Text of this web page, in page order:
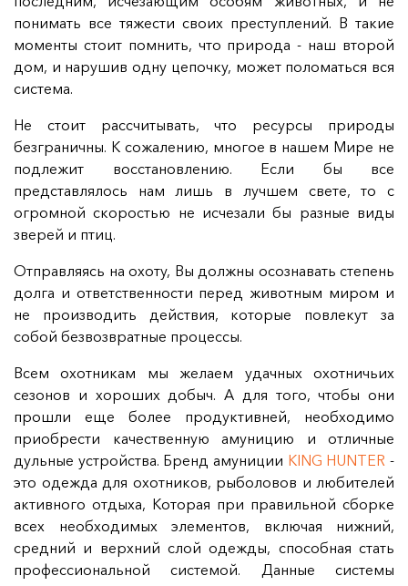
понимать все тяжести своих преступлений. В такие
моменты стоит помнить, что природа - наш второй
дом, и нарушив одну цепочку, может поломаться вся
система.
Не стоит рассчитывать, что ресурсы природы
безграничны. К сожалению, многое в нашем Мире не
подлежит восстановлению. Если бы все
представлялось нам лишь в лучшем свете, то с
огромной скоростью не исчезали бы разные виды
зверей и птиц.
Отправляясь на охоту, Вы должны осознавать степень
долга и ответственности перед животным миром и
не производить действия, которые повлекут за
собой безвозвратные процессы.
Всем охотникам мы желаем удачных охотничьих
сезонов и хороших добыч. А для того, чтобы они
прошли еще более продуктивней, необходимо
приобрести качественную амуницию и отличные
дульные устройства. Бренд амуниции KING HUNTER -
это одежда для охотников, рыболовов и любителей
активного отдыха, Которая при правильной сборке
всех необходимых элементов, включая нижний,
средний и верхний слой одежды, способная стать
профессиональной системой. Данные системы